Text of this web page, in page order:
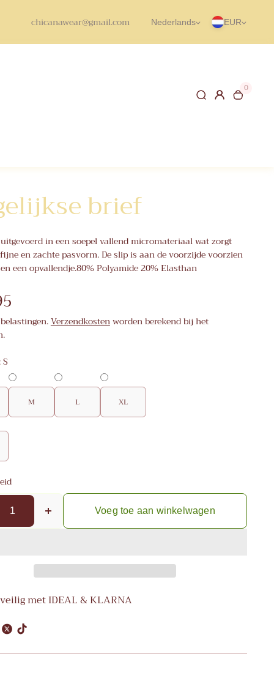
chicanawear@gmail.com Nederlands EUR
0
brief
in een soepel vallend micromateriaal wat zorgt
en zachte pasvorm. De slip is aan de voorzijde voorzien
een opvallendje.80% Polyamide 20% Elasthan
Verzendkostenworden berekend bij het
S
M L XL
Voeg toe aan winkelwagen
met IDEAL & KLARNA